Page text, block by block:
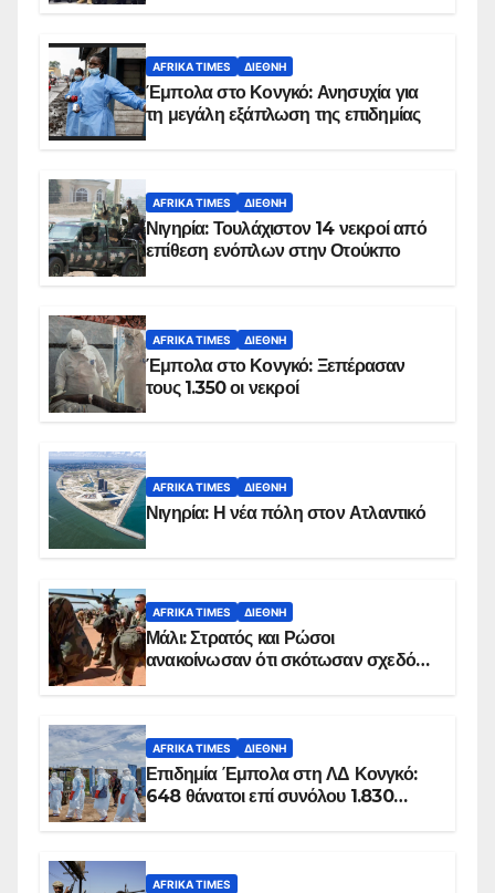
AFRIKA TIMES ΔΙΕΘΝΉ
Έμπολα στο Κονγκό: Ανησυχία για
τη μεγάλη εξάπλωση της επιδημίας
AFRIKA TIMES ΔΙΕΘΝΉ
Νιγηρία: Τουλάχιστον 14 νεκροί από
επίθεση ενόπλων στην Οτούκπο
AFRIKA TIMES ΔΙΕΘΝΉ
Έμπολα στο Κονγκό: Ξεπέρασαν
τους 1.350 οι νεκροί
AFRIKA TIMES ΔΙΕΘΝΉ
Νιγηρία: Η νέα πόλη στον Ατλαντικό
AFRIKA TIMES ΔΙΕΘΝΉ
Μάλι: Στρατός και Ρώσοι
ανακοίνωσαν ότι σκότωσαν σχεδόν
AFRIKA TIMES ΔΙΕΘΝΉ
Επιδημία Έμπολα στη ΛΔ Κονγκό:
648 θάνατοι επί συνόλου 1.830
AFRIKA TIMES